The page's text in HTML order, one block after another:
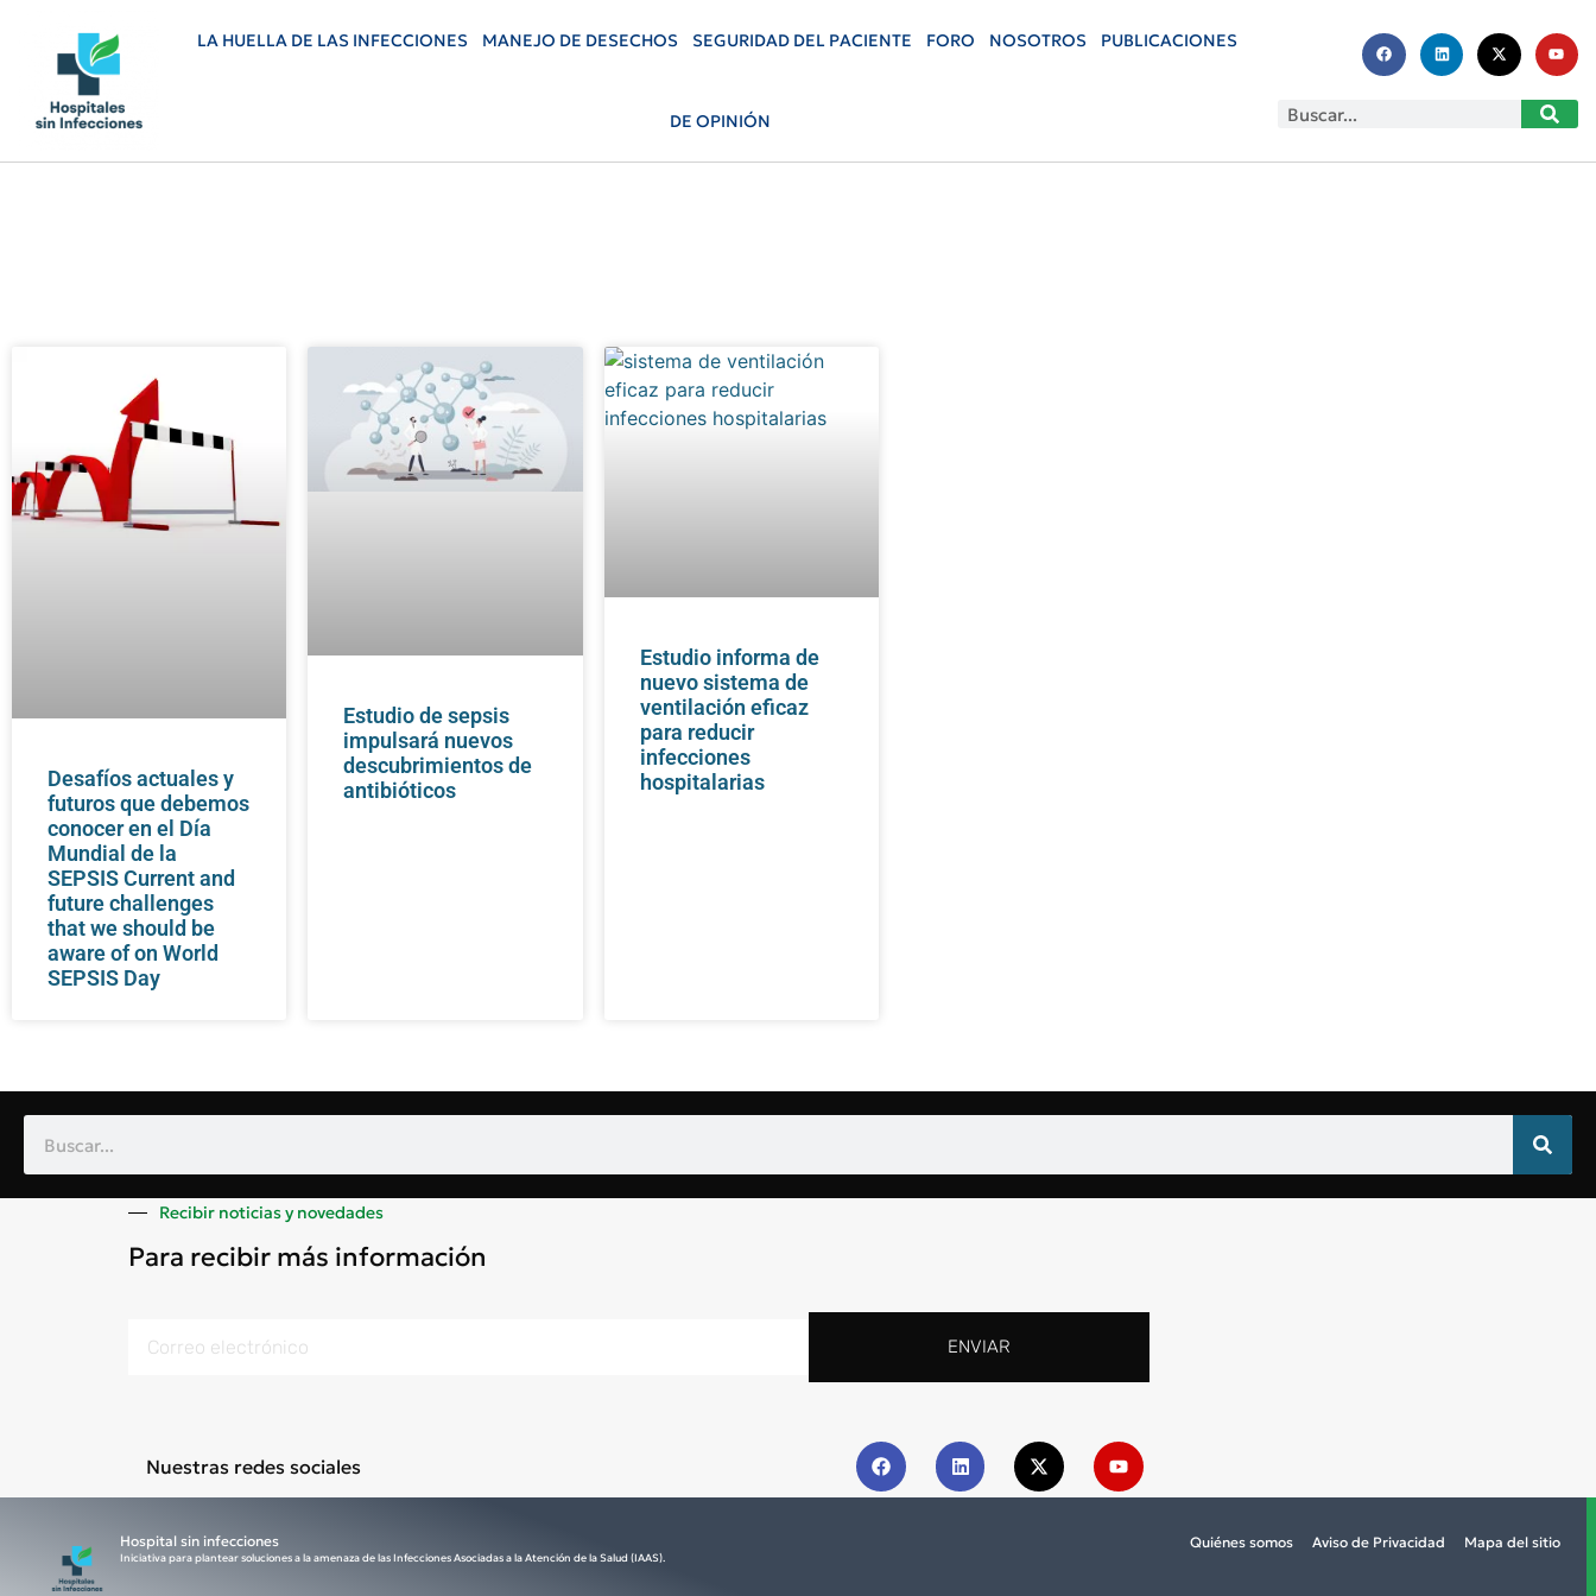
LA HUELLA DE LAS INFECCIONES MANEJO DE DESECHOS SEGURIDAD DEL PACIENTE FORO NOSOTROS PUBLICACIONES
DE OPINIÓN
Desafíos actuales y
futuros que debemos
conocer en el Día
Mundial de la
SEPSIS Current and
future challenges
that we should be
aware of on World
SEPSIS Day
Estudio de sepsis
impulsará nuevos
descubrimientos de
antibióticos
Estudio informa de
nuevo sistema de
ventilación eficaz
para reducir
infecciones
hospitalarias
Recibir noticias y novedades
Para recibir más información
ENVIAR
Nuestras redes sociales
Hospital sin infecciones
Iniciativa para plantear soluciones a la amenaza de las Infecciones Asociadas a la Atención de la Salud (IAAS).​
Quiénes somos Aviso de Privacidad Mapa del sitio